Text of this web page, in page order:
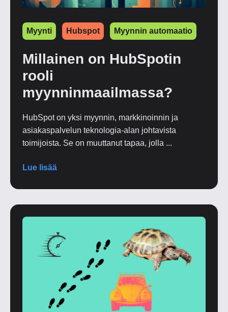
Myynti Hubspot Myynnin automaatio
Millainen on HubSpotin
rooli
myynninmaailmassa?
HubSpot on yksi myynnin, markkinoinnin ja
asiakaspalvelun teknologia-alan johtavista
toimijoista. Se on muuttanut tapaa, jolla ...
Lue lisää